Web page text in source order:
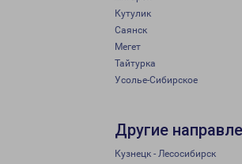
Кутулик
Саянск
Мегет
Тайтурка
Усолье-Сибирское
Другие
Кузнецк - Лесосибирск